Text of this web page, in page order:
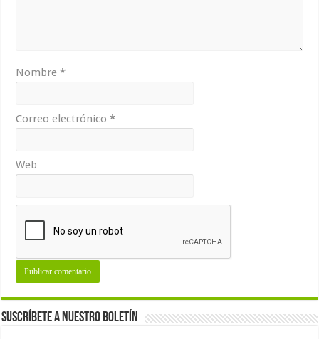
Nombre*
Correo electrónico*
Web
Suscríbete a nuestro Boletín